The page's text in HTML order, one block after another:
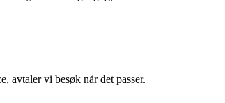
avtaler vi besøk når det passer.